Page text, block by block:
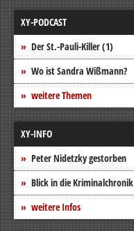
XY-PODCAST
Der St.-Pauli-Killer (1)
Wo ist Sandra Wißmann?
weitere Themen
XY-INFO
Peter Nidetzky gestorben
Blick in die Kriminalchronik
weitere Infos